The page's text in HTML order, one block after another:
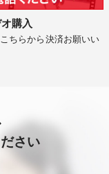
購入
ちらから決済お願いい
さい